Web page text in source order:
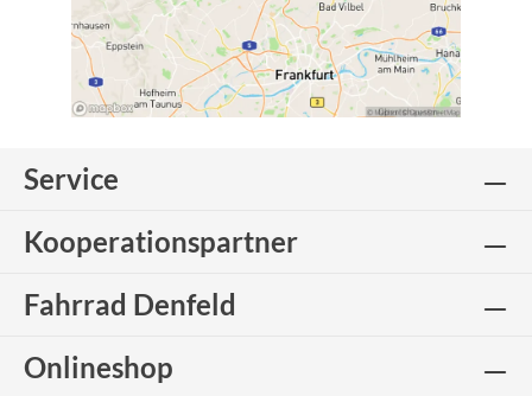
Service
Kooperationspartner
Fahrrad Denfeld
Onlineshop